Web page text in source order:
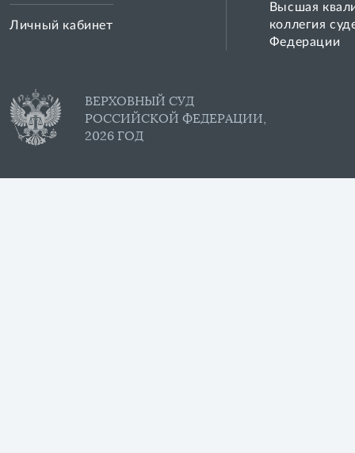
Личный кабинет
Высшая
коллегия
Федерации
ВЕРХОВНЫЙ СУД
РОССИЙСКОЙ ФЕДЕРАЦИИ,
2026 ГОД